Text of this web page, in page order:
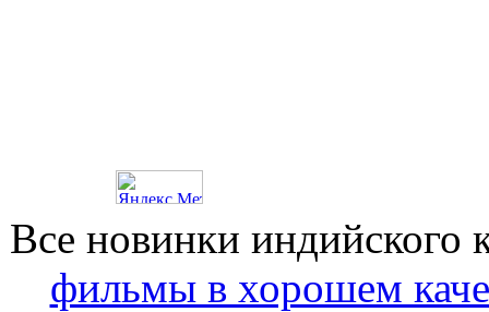
Все новинки
фильмы в хорошем